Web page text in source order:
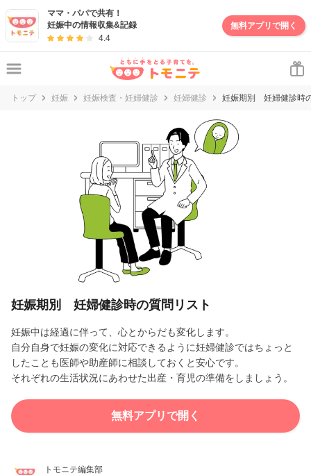
ママ・パパで共有！
妊娠中の情報収集&記録
4.4
無料アプリで開く
トップ 妊娠 妊娠検査・妊婦健診 妊婦健診 妊娠期別 妊婦健診時
妊娠期別 妊婦健診時の質問リスト
妊娠中は経過に伴って、心とからだも変化します。
自分自身で妊娠の変化に対応できるように妊婦健診ではちょっと
したことも医師や助産師に相談しておくと安心です。
それぞれの生活状況にあわせた出産・育児の準備をしましょう。
無料アプリで開く
トモニテ編集部
妊娠・出産・子育て情報サイト | トモニテ